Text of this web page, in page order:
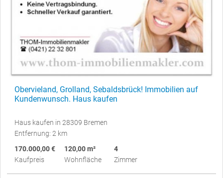
Obervieland, Grolland, Sebaldsbrück! Immobilien auf
Kundenwunsch. Haus kaufen
Haus kaufen in 28309 Bremen
Entfernung: 2 km
170.000,00 €
Kaufpreis
120,00 m²
Wohnfläche
4
Zimmer